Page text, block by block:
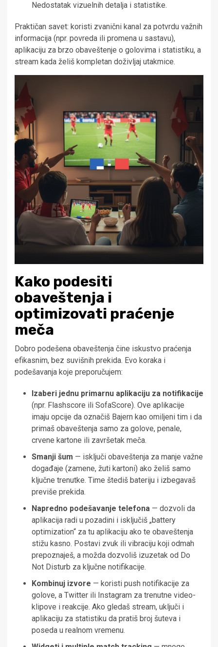
Nedostatak vizuelnih detalja i statistike.
Praktičan savet: koristi zvanični kanal za potvrdu važnih
informacija (npr. povreda ili promena u sastavu),
aplikaciju za brzo obaveštenje o golovima i statistiku, a
stream kada želiš kompletan doživljaj utakmice.
Kako podesiti
obaveštenja i
optimizovati praćenje
meča
Dobro podešena obaveštenja čine iskustvo praćenja
efikasnim, bez suvišnih prekida. Evo koraka i
podešavanja koje preporučujem:
Izaberi jednu primarnu aplikaciju za notifikacije
(npr. Flashscore ili SofaScore). Ove aplikacije
imaju opcije da označiš Bajern kao omiljeni tim i da
primaš obaveštenja samo za golove, penale,
crvene kartone ili završetak meča.
Smanji šum — isključi obaveštenja za manje važne
događaje (zamene, žuti kartoni) ako želiš samo
ključne trenutke. Time štediš bateriju i izbegavaš
previše prekida.
Napredno podešavanje telefona — dozvoli da
aplikacija radi u pozadini i isključiš „battery
optimization“ za tu aplikaciju ako te obaveštenja
stižu kasno. Postavi zvuk ili vibraciju koji odmah
prepoznaješ, a možda dozvoliš izuzetak od Do
Not Disturb za ključne notifikacije.
Kombinuj izvore — koristi push notifikacije za
golove, a Twitter ili Instagram za trenutne video-
klipove i reakcije. Ako gledaš stream, uključi i
aplikaciju za statistiku da pratiš broj šuteva i
poseda u realnom vremenu.